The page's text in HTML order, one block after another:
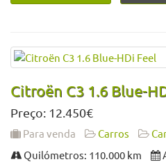
Citroën C3 1.6 Blue-
Preço: 12.450€
Para venda Carros
Quilómetros: 110.000 km